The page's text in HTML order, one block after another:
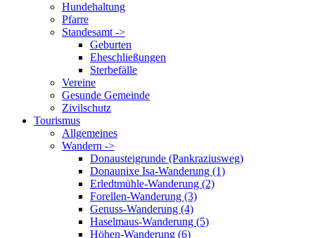
Hundehaltung
Pfarre
Standesamt ->
Geburten
Eheschließungen
Sterbefälle
Vereine
Gesunde Gemeinde
Zivilschutz
Tourismus
Allgemeines
Wandern ->
Donausteigrunde (Pankraziusweg)
Donaunixe Isa-Wanderung (1)
Erledtmühle-Wanderung (2)
Forellen-Wanderung (3)
Genuss-Wanderung (4)
Haselmaus-Wanderung (5)
Höhen-Wanderung (6)